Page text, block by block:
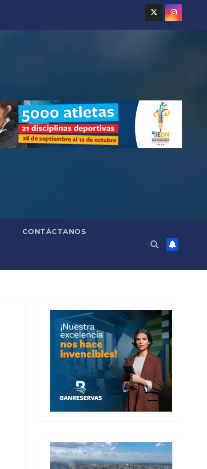
CONTÁCTANOS